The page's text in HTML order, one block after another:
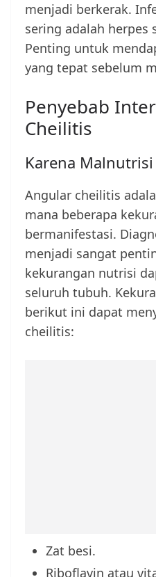
menjadi berkerak.
sering adalah herpes
Penting untuk
yang tepat sebelum
Penyebab
Cheilitis
Karena Malnutrisi
Angular cheilitis
mana beberapa
bermanifestasi.
menjadi sangat
kekurangan nutrisi
seluruh tubuh.
berikut ini dapat
cheilitis:
Zat besi.
Riboflavin atau